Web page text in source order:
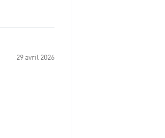
29 avril 2026